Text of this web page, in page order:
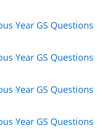
Year GS Questions
Year GS Questions
Year GS Questions
Year GS Questions